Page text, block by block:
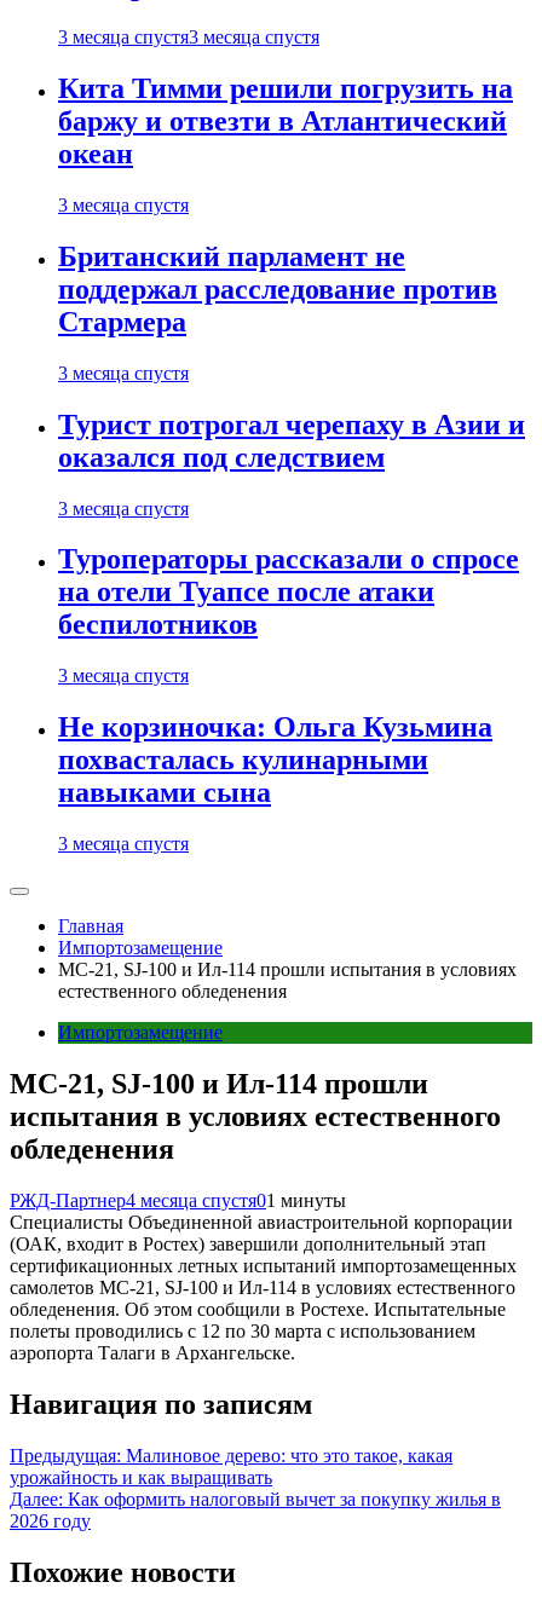
3 месяца спустя3 месяца спустя
Кита Тимми решили погрузить на
баржу и отвезти в Атлантический
океан
3 месяца спустя
Британский парламент не
поддержал расследование против
Стармера
3 месяца спустя
Турист потрогал черепаху в Азии и
оказался под следствием
3 месяца спустя
Туроператоры рассказали о спросе
на отели Туапсе после атаки
беспилотников
3 месяца спустя
Не корзиночка: Ольга Кузьмина
похвасталась кулинарными
навыками сына
3 месяца спустя
Главная
Импортозамещение
МС-21, SJ-100 и Ил-114 прошли испытания в условиях
естественного обледенения
Импортозамещение
МС-21, SJ-100 и Ил-114 прошли
испытания в условиях естественного
обледенения
РЖД-Партнер4 месяца спустя01 минуты
Специалисты Объединенной авиастроительной корпорации
(ОАК, входит в Ростех) завершили дополнительный этап
сертификационных летных испытаний импортозамещенных
самолетов МС-21, SJ-100 и Ил-114 в условиях естественного
обледенения. Об этом сообщили в Ростехе. Испытательные
полеты проводились с 12 по 30 марта с использованием
аэропорта Талаги в Архангельске.
Навигация по записям
Предыдущая: Малиновое дерево: что это такое, какая
урожайность и как выращивать
Далее: Как оформить налоговый вычет за покупку жилья в
2026 году
Похожие новости